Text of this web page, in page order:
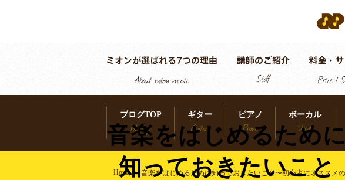
音楽をはじめるために
知っておきたいこと
ブログTOP
Blogtop
ギター
Guitar
ピアノ
Piano
ボーカル
Vocal
Home> 音楽をはじめるために知っておきたいこと〜初心者にオススメ